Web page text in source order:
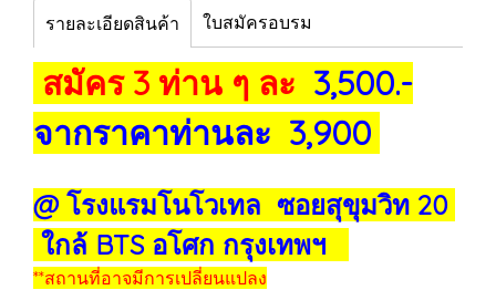
รายละเอียดสินค้า ใบสมัครอบรม
สมัคร 3 ท่าน ๆ ละ 3,500.-
จากราคาท่านละ 3,900
@ โรงแรมโนโวเทล ซอยสุขุมวิท 20
ใกล้ BTS อโศก กรุงเทพฯ
**สถานที่อาจมีการเปลี่ยนแปลง